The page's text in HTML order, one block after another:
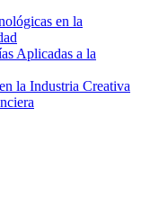
en la
Aplicadas a la
la Industria Creativa